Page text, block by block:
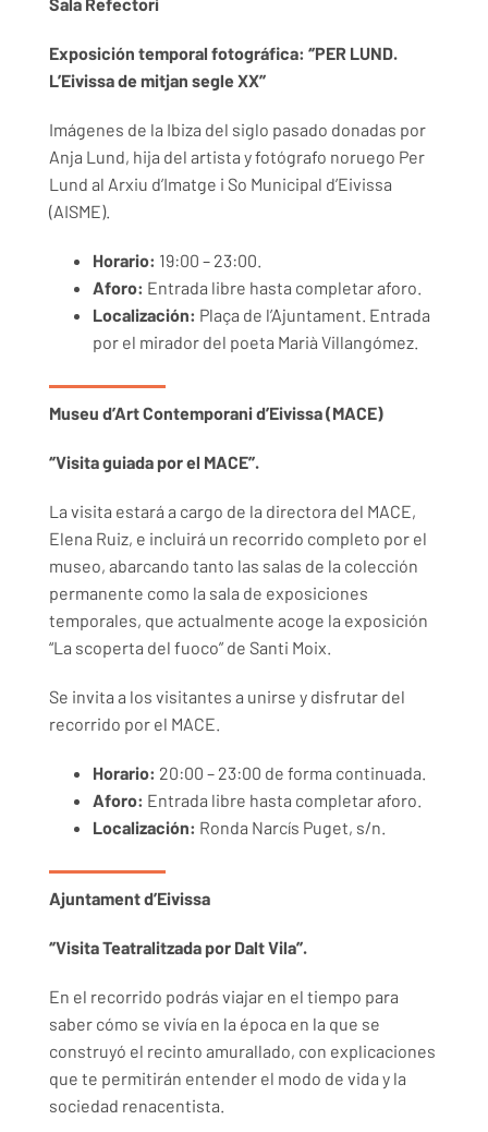
Exposición temporal fotográfica: ‘’PER LUND.
L’Eivissa de mitjan segle XX’’
Imágenes de la Ibiza del siglo pasado donadas por
Anja Lund, hija del artista y fotógrafo noruego Per
Lund al Arxiu d’Imatge i So Municipal d’Eivissa
(AISME).
Horario: 19:00 – 23:00.
Aforo: Entrada libre hasta completar aforo.
Localización: Plaça de l’Ajuntament. Entrada
por el mirador del poeta Marià Villangómez.
Museu d’Art Contemporani d’Eivissa (MACE)
‘’Visita guiada por el MACE’’.
La visita estará a cargo de la directora del MACE,
Elena Ruiz, e incluirá un recorrido completo por el
museo, abarcando tanto las salas de la colección
permanente como la sala de exposiciones
temporales, que actualmente acoge la exposición
“La scoperta del fuoco” de Santi Moix.
Se invita a los visitantes a unirse y disfrutar del
recorrido por el MACE.
Horario: 20:00 – 23:00 de forma continuada.
Aforo: Entrada libre hasta completar aforo.
Localización: Ronda Narcís Puget, s/n.
Ajuntament d’Eivissa
‘’Visita Teatralitzada por Dalt Vila’’.
En el recorrido podrás viajar en el tiempo para
saber cómo se vivía en la época en la que se
construyó el recinto amurallado, con explicaciones
que te permitirán entender el modo de vida y la
sociedad renacentista.